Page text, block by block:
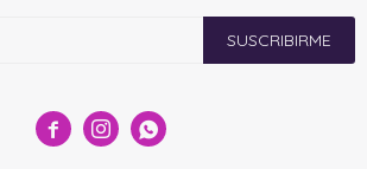
  
SUSCRIBIRME